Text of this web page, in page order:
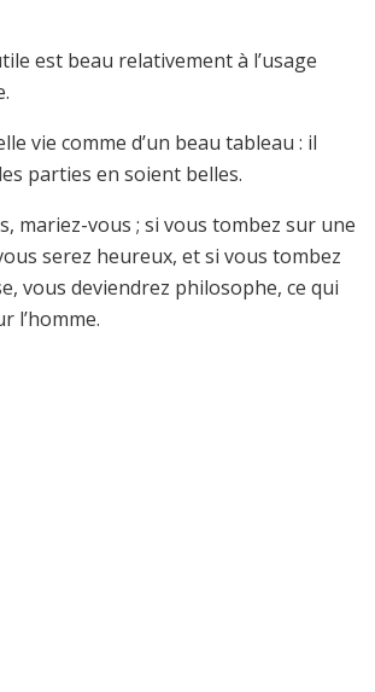
est beau relativement à l’usage
vie comme d’un beau tableau : il
parties en soient belles.
mariez-vous ; si vous tombez sur une
serez heureux, et si vous tombez
vous deviendrez philosophe, ce qui
l’homme.